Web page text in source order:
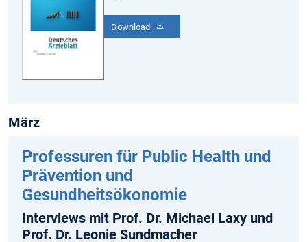
Download
März
Professuren für Public Health und
Prävention und
Gesundheitsökonomie
Interviews mit Prof. Dr. Michael Laxy und
Prof. Dr. Leonie Sundmacher